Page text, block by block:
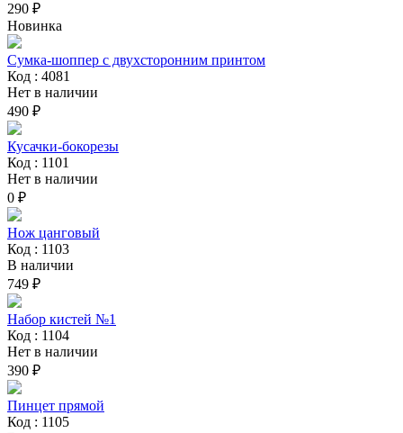
290 ₽
Новинка
Сумка-шоппер с двухсторонним принтом
Код : 4081
Нет в наличии
490 ₽
Кусачки-бокорезы
Код : 1101
Нет в наличии
0 ₽
Нож цанговый
Код : 1103
В наличии
749 ₽
Набор кистей №1
Код : 1104
Нет в наличии
390 ₽
Пинцет прямой
Код : 1105